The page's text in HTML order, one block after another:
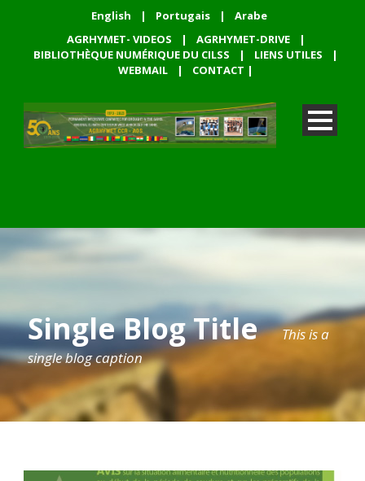
English | Portugais |
Arabe
AGRHYMET- VIDEOS
| AGRHYMET-DRIVE
|
BIBLIOTHÈQUE NUMÉRIQUE DU CILSS
| LIENS UTILES
|
WEBMAIL
| CONTACT |
Single Blog Title
This is a
single blog caption